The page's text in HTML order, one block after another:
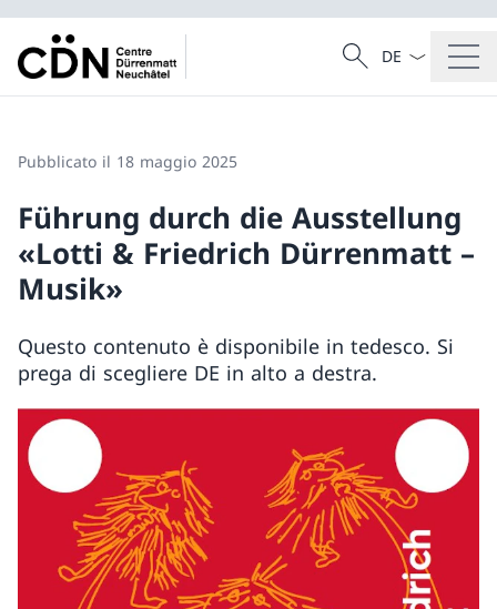
Cercare
Ricerca
Dal menu a
Pubblicato il 18 maggio 2025
Führung durch die Ausstellung
«Lotti & Friedrich Dürrenmatt –
Musik»
Questo contenuto è disponibile in tedesco. Si
prega di scegliere DE in alto a destra.